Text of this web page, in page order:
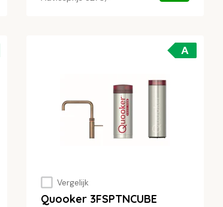
A
Vergelijk
Quooker 3FSPTNCUBE